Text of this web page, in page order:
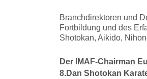
Branchdirektoren und
Fortbildung und des
Shotokan, Aikido,
Der IMAF-Chairman
8.Dan Shotokan